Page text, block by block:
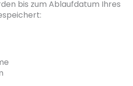
bis zum Ablaufdatum Ihres